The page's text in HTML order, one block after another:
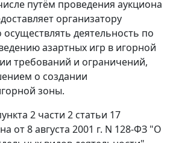
путём проведения аукциона
организатору
деятельность по
азартных игр в игорной
требований и ограничений,
о создании
зоны.
2 части 2 статьи 17
от 8 августа 2001 г. N 128-ФЗ "О